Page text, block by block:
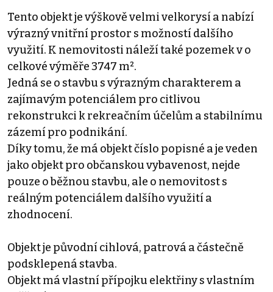
Tento objekt je výškově velmi velkorysí a nabízí
výrazný vnitřní prostor s možností dalšího
využití. K nemovitosti náleží také pozemek v o
celkové výměře 3747 m².
Jedná se o stavbu s výrazným charakterem a
zajímavým potenciálem pro citlivou
rekonstrukci k rekreačním účelům a stabilnímu
zázemí pro podnikání.
Díky tomu, že má objekt číslo popisné a je veden
jako objekt pro občanskou vybavenost, nejde
pouze o běžnou stavbu, ale o nemovitost s
reálným potenciálem dalšího využití a
zhodnocení.
Objekt je původní cihlová, patrová a částečně
podsklepená stavba.
Objekt má vlastní přípojku elektřiny s vlastním